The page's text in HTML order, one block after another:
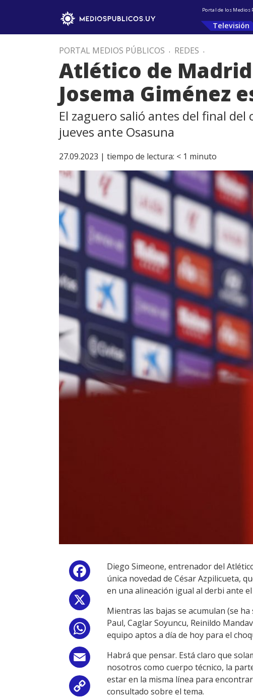
Portal de los
Televisión
PORTAL MEDIOS PÚBLICOS . REDES .
Atlético de
Josema Giménez
El zaguero salió antes del final
jueves ante Osasuna
27.09.2023 | tiempo de lectura: < 1 minuto
Facebook
WhatsApp
Email
Copy
Diego Simeone, entrenador del
única novedad de César Azpilicueta,
en una alineación igual al derbi ante
Mientras las bajas se acumulan (se
Paul, Caglar Soyuncu, Reinildo
equipo aptos a día de hoy para el
Habrá que pensar. Está claro que
nosotros como cuerpo técnico, la
estar en la misma línea para
consultado sobre el tema.